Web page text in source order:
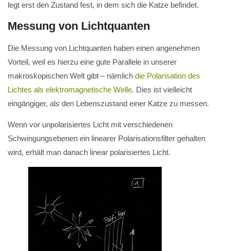
legt erst den Zustand fest, in dem sich die Katze befindet.
Messung von Lichtquanten
Die Messung von Lichtquanten haben einen angenehmen
Vorteil, weil es hierzu eine gute Parallele in unserer
makroskopischen Welt gibt – nämlich die Polarisation des
Lichtes als elektromagnetische Welle. Dies ist vielleicht
eingängiger, als den Lebenszustand einer Katze zu messen.
Wenn vor unpolarisiertes Licht mit verschiedenen
Schwingungsebenen ein linearer Polarisationsfilter gehalten
wird, erhält man danach linear polarisiertes Licht.